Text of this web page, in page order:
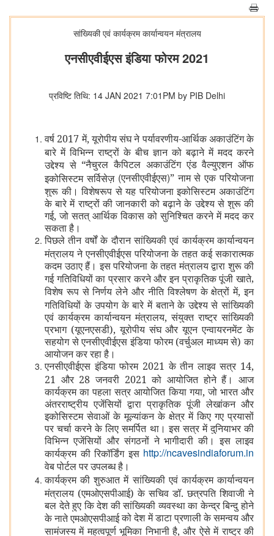
सांख्यिकी एवं कार्यक्रम कार्यान्‍वयन मंत्रालय
एनसीएवीईएस इंडिया फोरम 2021
प्रविष्टि तिथि: 14 JAN 2021 7:01PM by PIB Delhi
वर्ष 2017 में, यूरोपीय संघ ने पर्यावरणीय-आर्थिक अकाउंटिंग के
बारे में विभिन्न राष्ट्रों के बीच ज्ञान को बढ़ाने में मदद करने
उद्देश्य से “नैचुरल कैपिटल अकाउंटिंग एंड वैल्युएशन ऑफ
इकोसिस्टम सर्विसेज़ (एनसीएवीईएस)”नाम से एक परियोजना
शुरू की। विशेषरूप से यह परियोजना इकोसिस्टम अकाउंटिंग
के बारे में राष्ट्रों की जानकारी को बढ़ाने के उद्देश्य से शुरू की
गई, जो सतत् आर्थिक विकास को सुनिश्चित करने में मदद कर
सकता है।
पिछले तीन वर्षों के दौरान सांख्यिकी एवं कार्यक्रम कार्यान्वयन
मंत्रालय ने एनसीएवीईएस परियोजना के तहत कई सकारात्मक
कदम उठाए हैं। इस परियोजना के तहत मंत्रालय द्वारा शुरू की
गई गतिविधियों का प्रसार करने और इन प्राकृतिक पूंजी खाते,
विशेष रूप से निर्णय लेने और नीति विश्लेषण के क्षेत्रों में, इन
गतिविधियों के उपयोग के बारे में बताने के उद्देश्य से सांख्यिकी
एवं कार्यक्रम कार्यान्वयन मंत्रालय, संयुक्त राष्ट्र सांख्यिकी
प्रभाग (यूएनएसडी), यूरोपीय संघ और यूएन एन्वायरनमेंट के
सहयोग से एनसीएवीईएस इंडिया फोरम (वर्चुअल माध्यम से) का
आयोजन कर रहा है।
एनसीएवीईएस इंडिया फोरम 2021 के तीन लाइव सत्र 14,
21 और 28 जनवरी 2021 को आयोजित होने हैं। आज
कार्यक्रम का पहला सत्र आयोजित किया गया, जो भारत और
अंतरराष्ट्रीय एजेंसियों द्वारा प्राकृतिक पूंजी लेखांकन और
इकोसिस्टम सेवाओं के मूल्यांकन के क्षेत्र में किए गए प्रयासों
पर चर्चा करने के लिए समर्पित था। इस सत्र में दुनियाभर की
विभिन्न एजेंसियों और संगठनों ने भागीदारी की। इस लाइव
कार्यक्रम की रिकॉर्डिंग इस http://ncavesindiaforum.in
वेब पोर्टल पर उपलब्ध है।
कार्यक्रम की शुरुआत में सांख्यिकी एवं कार्यक्रम कार्यान्वयन
मंत्रालय (एमओएसपीआई) के सचिव डॉ. छत्रपति शिवाजी ने
बल देते हुए कि देश की सांख्यिकी व्यवस्था का केन्द्र बिन्दु होने
के नाते एमओएसपीआईको देश में डाटा प्रणाली के समन्वय और
सामंजस्य में महत्वपूर्ण भूमिका निभानी है, और ऐसे में राष्ट्र की